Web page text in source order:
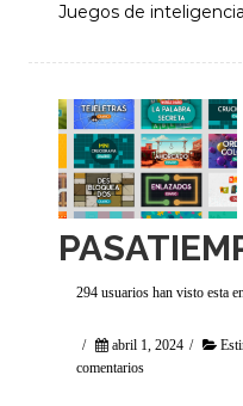
Juegos de
294 usuarios han visto esta
/ abril 1, 2024 /
comentarios